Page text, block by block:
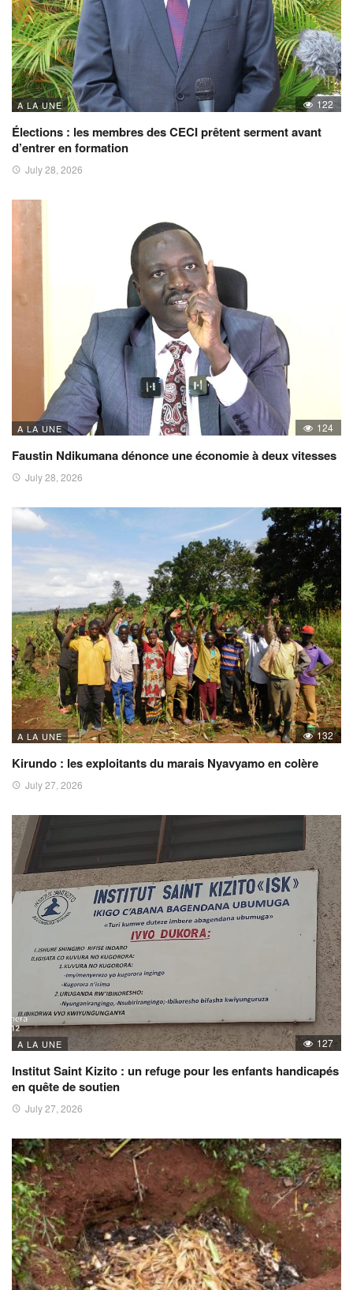
A LA UNE 122
Élections : les membres des CECI prêtent serment avant
d’entrer en formation
July 28, 2026
A LA UNE 124
Faustin Ndikumana dénonce une économie à deux vitesses
July 28, 2026
A LA UNE 132
Kirundo : les exploitants du marais Nyavyamo en colère
July 27, 2026
A LA UNE 127
Institut Saint Kizito : un refuge pour les enfants handicapés
en quête de soutien
July 27, 2026